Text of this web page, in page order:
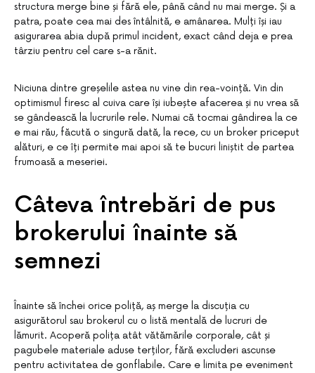
structura merge bine și fără ele, până când nu mai merge. Și a
patra, poate cea mai des întâlnită, e amânarea. Mulți își iau
asigurarea abia după primul incident, exact când deja e prea
târziu pentru cel care s-a rănit.
Niciuna dintre greșelile astea nu vine din rea-voință. Vin din
optimismul firesc al cuiva care își iubește afacerea și nu vrea să
se gândească la lucrurile rele. Numai că tocmai gândirea la ce
e mai rău, făcută o singură dată, la rece, cu un broker priceput
alături, e ce îți permite mai apoi să te bucuri liniștit de partea
frumoasă a meseriei.
Câteva întrebări de pus
brokerului înainte să
semnezi
Înainte să închei orice poliță, aș merge la discuția cu
asigurătorul sau brokerul cu o listă mentală de lucruri de
lămurit. Acoperă polița atât vătămările corporale, cât și
pagubele materiale aduse terților, fără excluderi ascunse
pentru activitatea de gonflabile. Care e limita pe eveniment